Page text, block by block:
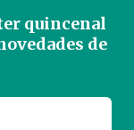
quincenal
de